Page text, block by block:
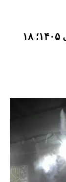
از عکس پاره‌شده ۷۸ تا تابوت‌گردانی ۱۴۰۵؛ ۱۸